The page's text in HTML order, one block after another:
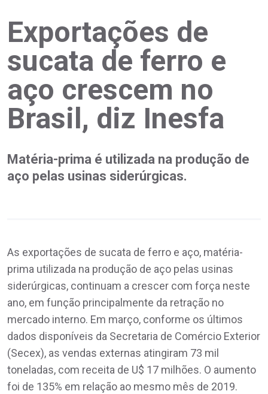
Exportações de
sucata de ferro e
aço crescem no
Brasil, diz Inesfa
Matéria-prima é utilizada na produção de
aço pelas usinas siderúrgicas.
As exportações de sucata de ferro e aço, matéria-
prima utilizada na produção de aço pelas usinas
siderúrgicas, continuam a crescer com força neste
ano, em função principalmente da retração no
mercado interno. Em março, conforme os últimos
dados disponíveis da Secretaria de Comércio Exterior
(Secex), as vendas externas atingiram 73 mil
toneladas, com receita de U$ 17 milhões. O aumento
foi de 135% em relação ao mesmo mês de 2019.